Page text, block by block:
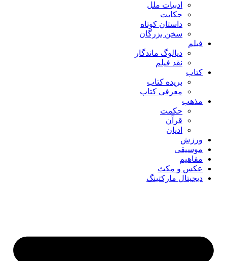
ادبیات ملل
حکایت
داستان کوتاه
سخن بزرگان
فیلم
دیالوگ ماندگار
نقد فیلم
کتاب
بریده کتاب
معرفی کتاب
مذهب
حکمت
قرآن
ادیان
ورزش
موسیقی
مفاهیم
عکس و مکث
دیجیتال مارکتینگ